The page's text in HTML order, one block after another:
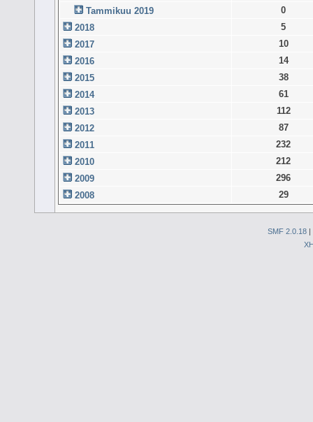
Tammikuu 2019
0
2018
5
2017
10
2016
14
2015
38
2014
61
2013
112
2012
87
2011
232
2010
212
2009
296
2008
29
SMF 2.0.18 |